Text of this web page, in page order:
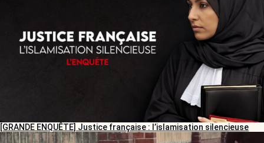
[GRANDE ENQUÊTE] Justice française : l’islamisation silencieuse